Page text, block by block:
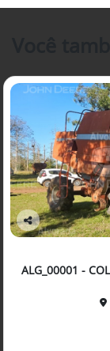
Co
arti
lhe
ALG_00001 -